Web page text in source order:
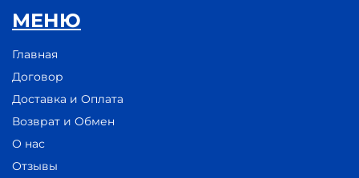
МЕНЮ
Главная
Договор
Доставка и Оплата
Возврат и Обмен
О нас
Отзывы